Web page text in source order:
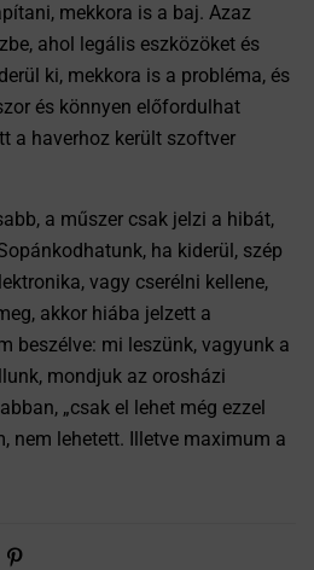
mekkora is a baj. Azaz
ahol legális eszközöket és
ki, mekkora is a probléma, és
és könnyen előfordulhat
a haverhoz került szoftver
a műszer csak jelzi a hibát,
ha kiderül, szép
vagy cserélni kellene,
akkor hiába jelzett a
beszélve: mi leszünk, vagyunk a
mondjuk az orosházi
„csak el lehet még ezzel
nem lehetett. Illetve maximum a